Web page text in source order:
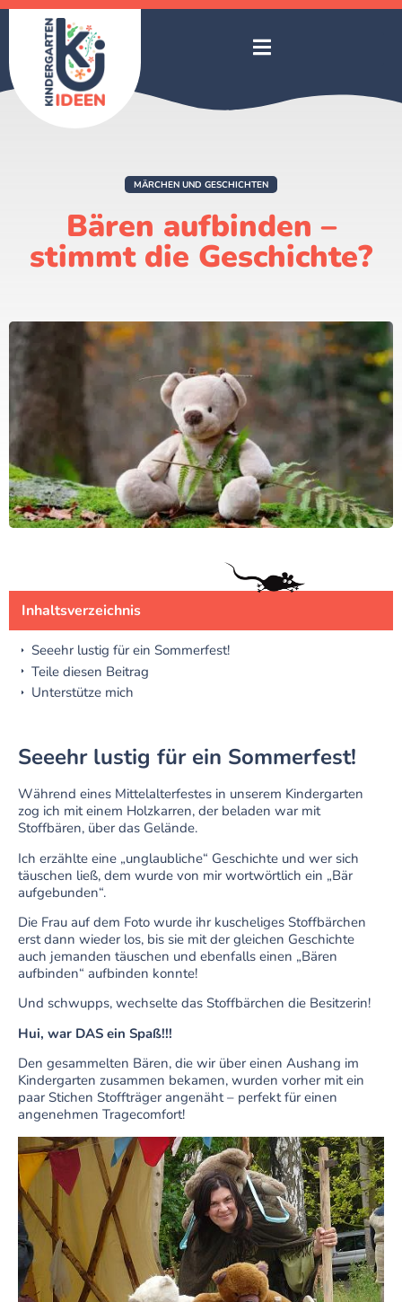
MÄRCHEN UND GESCHICHTEN
Bären aufbinden –
stimmt die Geschichte?
Inhaltsverzeichnis
Seeehr lustig für ein Sommerfest!
Teile diesen Beitrag
Unterstütze mich
Seeehr lustig für ein Sommerfest!
Während eines Mittelalterfestes in unserem Kindergarten
zog ich mit einem Holzkarren, der beladen war mit
Stoffbären, über das Gelände.
Ich erzählte eine „unglaubliche“ Geschichte und wer sich
täuschen ließ, dem wurde von mir wortwörtlich ein „Bär
aufgebunden“.
Die Frau auf dem Foto wurde ihr kuscheliges Stoffbärchen
erst dann wieder los, bis sie mit der gleichen Geschichte
auch jemanden täuschen und ebenfalls einen „Bären
aufbinden“ aufbinden konnte!
Und schwupps, wechselte das Stoffbärchen die Besitzerin!
Hui, war DAS ein Spaß!!!
Den gesammelten Bären, die wir über einen Aushang im
Kindergarten zusammen bekamen, wurden vorher mit ein
paar Stichen Stoffträger angenäht – perfekt für einen
angenehmen Tragecomfort!